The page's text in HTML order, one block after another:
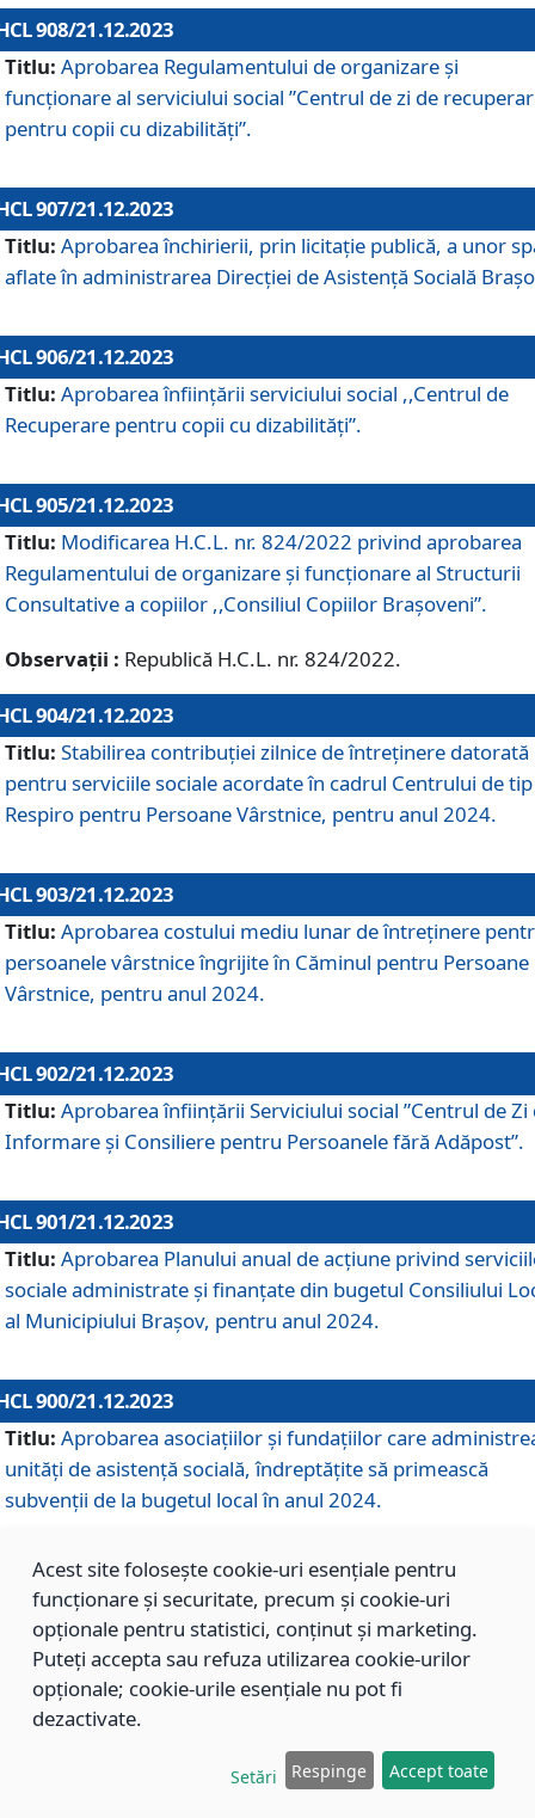
908/21.12.2023
Titlu: Aprobarea Regulamentului de organizare şi
funcţionare al serviciului social ”Centrul de zi de
pentru copii cu dizabilități”.
907/21.12.2023
Titlu: Aprobarea închirierii, prin licitație publică, a unor
aflate în administrarea Direcției de Asistență Socială
906/21.12.2023
Titlu: Aprobarea înființării serviciului social ,,Centrul de
Recuperare pentru copii cu dizabilități”.
905/21.12.2023
Titlu: Modificarea H.C.L. nr. 824/2022 privind aprobarea
Regulamentului de organizare şi funcţionare al Structurii
Consultative a copiilor ,,Consiliul Copiilor Braşoveni”.
Observații : Republică H.C.L. nr. 824/2022.
904/21.12.2023
Titlu: Stabilirea contribuţiei zilnice de întreținere datorată
pentru serviciile sociale acordate în cadrul Centrului de tip
Respiro pentru Persoane Vârstnice, pentru anul 2024.
903/21.12.2023
Titlu: Aprobarea costului mediu lunar de întreţinere
persoanele vârstnice îngrijite în Căminul pentru Persoane
Vârstnice, pentru anul 2024.
902/21.12.2023
Titlu: Aprobarea înființării Serviciului social ”Centrul de Zi
Informare și Consiliere pentru Persoanele fără Adăpost”.
901/21.12.2023
Titlu: Aprobarea Planului anual de acțiune privind
sociale administrate și finanțate din bugetul Consiliului
al Municipiului Brașov, pentru anul 2024.
900/21.12.2023
Titlu: Aprobarea asociațiilor şi fundațiilor care
unități de asistenţă socială, îndreptăţite să primească
subvenţii de la bugetul local în anul 2024.
899/21.12.2023
Aprobarea standardelor de cost pentru serviciile
sociale furnizate în cadrul Direcției de Asistență Socială
Brașov, pentru anul 2024.
Modificarea Anexei la H.C.L. nr. 91 din 09.02.2018,
Acest site folosește cookie-uri esențiale pentru
funcționare și securitate, precum și cookie-uri
opționale pentru statistici, conținut și marketing.
Puteți accepta sau refuza utilizarea cookie-urilor
opționale; cookie-urile esențiale nu pot fi
dezactivate.
Setări Respinge Accept toate